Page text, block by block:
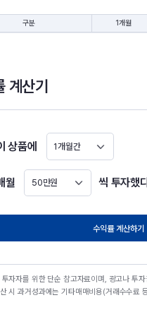
구분 1개월
계산기
상품에 1개월간
월 50만원 원 씩 투자했
수익률 계산하기
투자자를 위한 단순 참고자료이며, 광고나 투
시 과거성과에는 기타매매비용(거래수수료